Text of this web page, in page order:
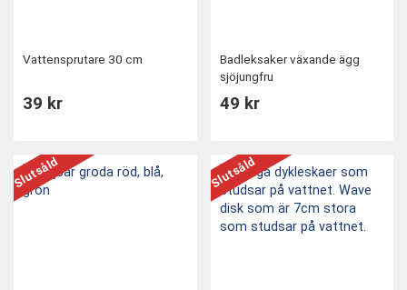
Vattensprutare 30 cm
39 kr
Badleksaker växande ägg
sjöjungfru
49 kr
Slutsåld Slutsåld